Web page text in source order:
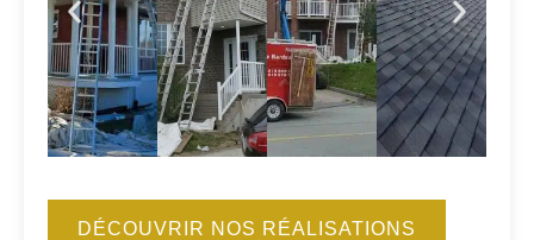
DÉCOUVRIR NOS RÉALISATIONS